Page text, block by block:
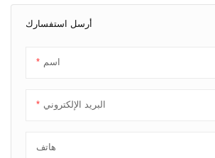
أرسل استفسارك
اسم
البريد الإلكتروني
هاتف
على المعكرونة بأحجام مختلفة عن
طريق تغيير الشفرات. يمكن لهذه
تلقائيًا وبشكل مستمر إلى أطوال
المعكرونة